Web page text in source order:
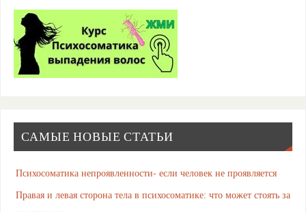
САМЫЕ НОВЫЕ СТАТЬИ
Психосоматика непроявленности- если человек не проявляется
Правая и левая сторона тела в психосоматике: что может стоять за